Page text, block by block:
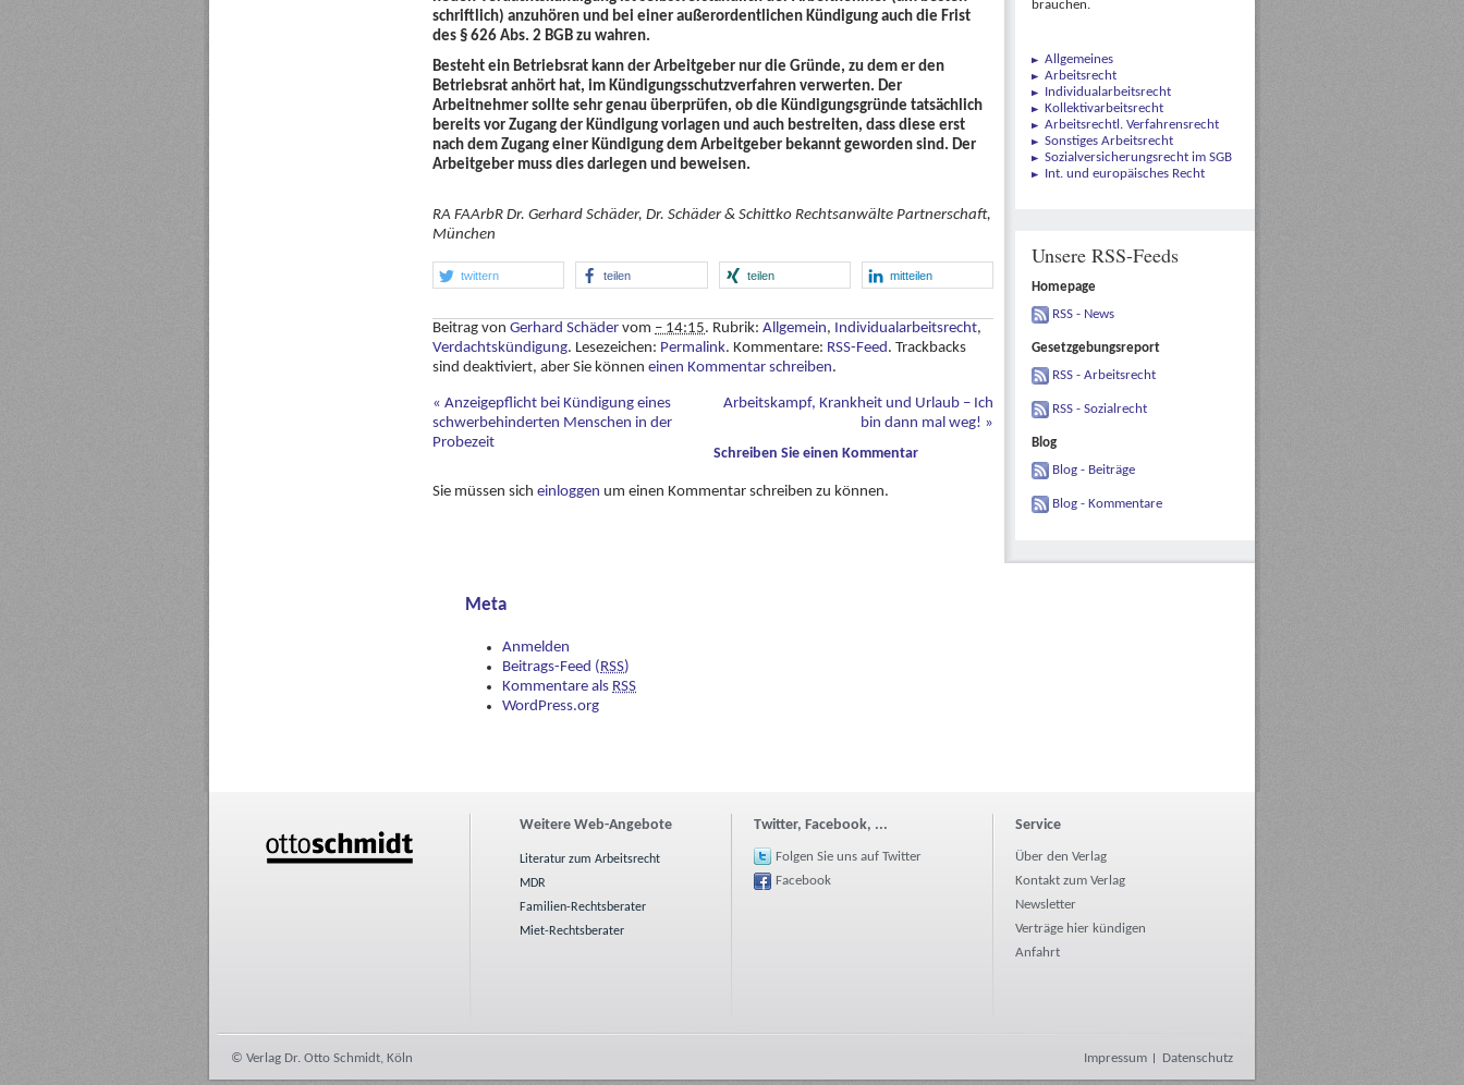
schriftlich) anzuhören und bei einer außerordentlichen Kündigung auch die Frist
des § 626 Abs. 2 BGB zu wahren.
Besteht ein Betriebsrat kann der Arbeitgeber nur die Gründe, zu dem er den
Betriebsrat anhört hat, im Kündigungsschutzverfahren verwerten. Der
Arbeitnehmer sollte sehr genau überprüfen, ob die Kündigungsgründe tatsächlich
bereits vor Zugang der Kündigung vorlagen und auch bestreiten, dass diese erst
nach dem Zugang einer Kündigung dem Arbeitgeber bekannt geworden sind. Der
Arbeitgeber muss dies darlegen und beweisen.
RA FAArbR Dr. Gerhard Schäder, Dr. Schäder & Schittko Rechtsanwälte Partnerschaft,
München
twittern teilen teilen mitteilen
Beitrag von Gerhard Schäder vom – 14:15. Rubrik: Allgemein, Individualarbeitsrecht,
Verdachtskündigung. Lesezeichen: Permalink. Kommentare: RSS-Feed. Trackbacks
sind deaktiviert, aber Sie können einen Kommentar schreiben.
« Anzeigepflicht bei Kündigung eines
schwerbehinderten Menschen in der
Probezeit
Arbeitskampf, Krankheit und Urlaub – Ich
bin dann mal weg! »
Schreiben Sie einen Kommentar
Sie müssen sich einloggen um einen Kommentar schreiben zu können.
Meta
Anmelden
Beitrags-Feed (RSS)
Kommentare als RSS
WordPress.org
brauchen.
Allgemeines
Arbeitsrecht
Individualarbeitsrecht
Kollektivarbeitsrecht
Arbeitsrechtl. Verfahrensrecht
Sonstiges Arbeitsrecht
Sozialversicherungsrecht im SGB
Int. und europäisches Recht
Unsere RSS-Feeds
Homepage
RSS - News
Gesetzgebungsreport
RSS - Arbeitsrecht
RSS - Sozialrecht
Blog
Blog - Beiträge
Blog - Kommentare
Weitere Web-Angebote
Literatur zum Arbeitsrecht
MDR
Familien-Rechtsberater
Miet-Rechtsberater
Twitter, Facebook, ...
Folgen Sie uns auf Twitter
Facebook
Service
Über den Verlag
Kontakt zum Verlag
Newsletter
Verträge hier kündigen
Anfahrt
© Verlag Dr. Otto Schmidt, Köln Impressum Datenschutz